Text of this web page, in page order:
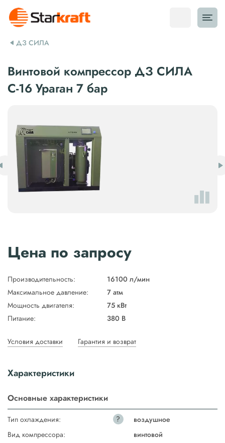
ДЗ СИЛА
Винтовой компрессор ДЗ СИЛА
С-16 Ураган 7 бар
Цена по запросу
Производительность:
16100 л/мин
Максимальное давление:
7 атм
Мощность двигателя:
75 кВт
Питание:
380 В
Условия доставки Гарантия и возврат
Характеристики
Основные характеристики
Тип охлаждения: ?
воздушное
Вид компрессора:
винтовой